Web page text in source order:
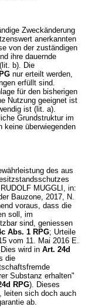
Zweckänderung
anerkannten
von der zuständigen
ihre dauernde
b). Die
nur erteilt werden,
erfüllt sind.
für den bisherigen
Nutzung geeignet ist
ist (lit. a).
Grundstruktur im
keine überwiegenden
des aus
MUGGLI, in:
Bauzone, 2017, N.
voraus, dass die
soll, im
sind, geniessen
Abs. 1 RPG; Urteile
vom 11. Mai 2016 E.
wird in Art. 24d
die
Substanz erhalten"
RPG). Dieses
leiten sich doch auch
ab.